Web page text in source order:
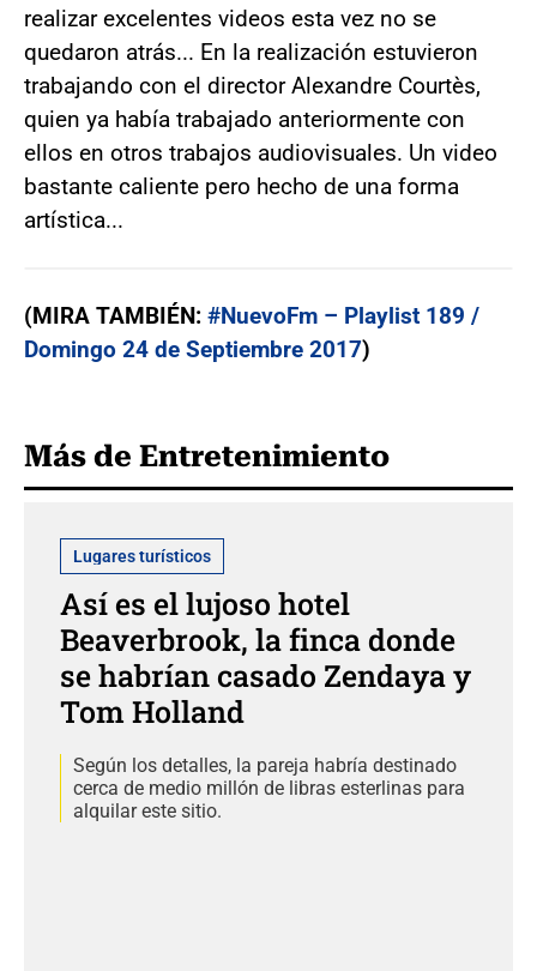
realizar excelentes videos esta vez no se
quedaron atrás... En la realización estuvieron
trabajando con el director Alexandre Courtès,
quien ya había trabajado anteriormente con
ellos en otros trabajos audiovisuales. Un video
bastante caliente pero hecho de una forma
artística...
(MIRA TAMBIÉN: #NuevoFm – Playlist 189 /
Domingo 24 de Septiembre 2017)
Más de Entretenimiento
Lugares turísticos
Así es el lujoso hotel
Beaverbrook, la finca donde
se habrían casado Zendaya y
Tom Holland
Según los detalles, la pareja habría destinado
cerca de medio millón de libras esterlinas para
alquilar este sitio.